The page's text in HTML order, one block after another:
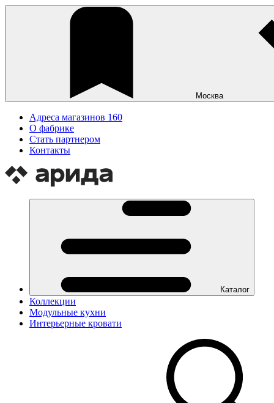
Москва
Адреса магазинов 160
О фабрике
Стать партнером
Контакты
Каталог
Коллекции
Модульные кухни
Интерьерные кровати